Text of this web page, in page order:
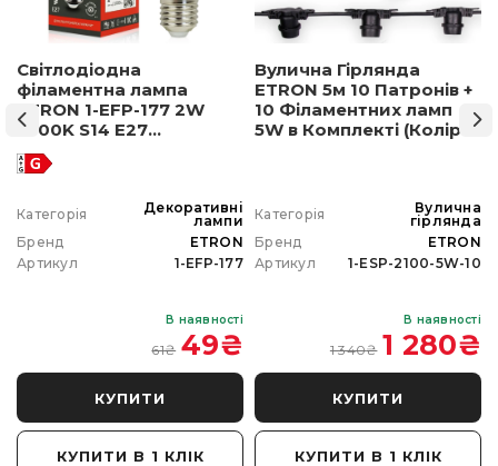
Світлодіодна
філаментна лампа
ETRON 1-EFP-177 2W
2500K S14 E27
позолочене скло
Категорія
Декоративні
лампи
Бренд
ETRON
Артикул
1-EFP-177
В наявності
61₴ 49₴
КУПИТИ
КУПИТИ В 1 КЛІК
Вулична Гірлянда
ETRON 5м 10 Патронів +
10 Філаментних ламп
5W в Комплекті (Колір
Категорія
Вулична
гірлянда
Бренд
ETRON
Артикул
1-ESP-2100-5W-10
В наявності
1 340₴ 1 280₴
КУПИТИ
КУПИТИ В 1 КЛІК